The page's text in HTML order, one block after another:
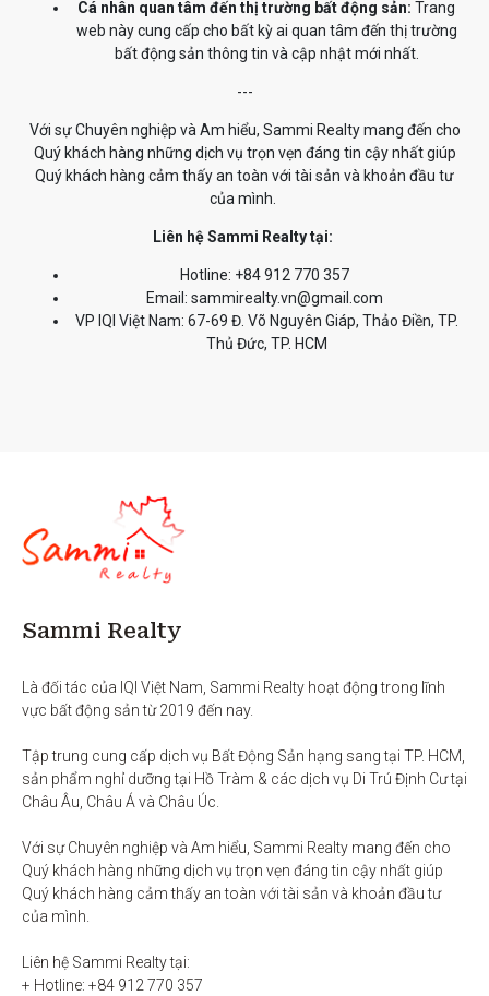
Cá nhân quan tâm đến thị trường bất động sản: Trang
web này cung cấp cho bất kỳ ai quan tâm đến thị trường
bất động sản thông tin và cập nhật mới nhất.
---
Với sự Chuyên nghiệp và Am hiểu, Sammi Realty mang đến cho
Quý khách hàng những dịch vụ trọn vẹn đáng tin cậy nhất giúp
Quý khách hàng cảm thấy an toàn với tài sản và khoản đầu tư
của mình.
Liên hệ Sammi Realty tại:
Hotline: +84 912 770 357
Email: sammirealty.vn@gmail.com
VP IQI Việt Nam: 67-69 Đ. Võ Nguyên Giáp, Thảo Điền, TP.
Thủ Đức, TP. HCM
Sammi Realty
Là đối tác của IQI Việt Nam, Sammi Realty hoạt động trong lĩnh
vực bất động sản từ 2019 đến nay.
Tập trung cung cấp dịch vụ Bất Động Sản hạng sang tại TP. HCM,
sản phẩm nghỉ dưỡng tại Hồ Tràm & các dịch vụ Di Trú Định Cư tại
Châu Âu, Châu Á và Châu Úc.
Với sự Chuyên nghiệp và Am hiểu, Sammi Realty mang đến cho
Quý khách hàng những dịch vụ trọn vẹn đáng tin cậy nhất giúp
Quý khách hàng cảm thấy an toàn với tài sản và khoản đầu tư
của mình.
Liên hệ Sammi Realty tại:
+ Hotline: +84 912 770 357